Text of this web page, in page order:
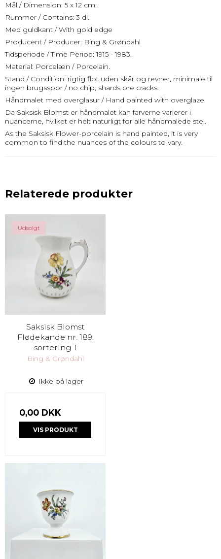
Mål / Dimension: 5 x 12 cm.
Rummer / Contains: 3 dl.
Med guldkant / With gold edge
Producent / Producer: Bing & Grøndahl
Tidsperiode / Time Period: 1915 - 1983.
Material: Porcelæn / Porcelain.
Stand / Condition: rigtig flot uden skår og revner, minimale til
ingen brugsspor / no chip, shards ore cracks.
Håndmalet med overglasur / Hand painted with overglaze.
Da Saksisk Blomst er håndmalet kan farverne varierer i
nuancerne, hvilket er helt naturligt for alle håndmalede stel.
As the Saksisk Flower-porcelain is hand painted, it is very
common to find the nuances of the colours to vary.
Relaterede produkter
Udsolgt
Saksisk Blomst
Flødekande nr. 189.
sortering 1
Bing & Grøndahl
Ikke på lager
0,00 DKK
VIS PRODUKT